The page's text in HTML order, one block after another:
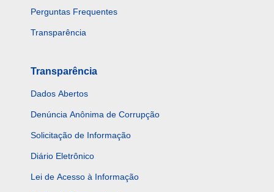
Perguntas Frequentes
Transparência
Transparência
Dados Abertos
Denúncia Anônima de Corrupção
Solicitação de Informação
Diário Eletrônico
Lei de Acesso à Informação